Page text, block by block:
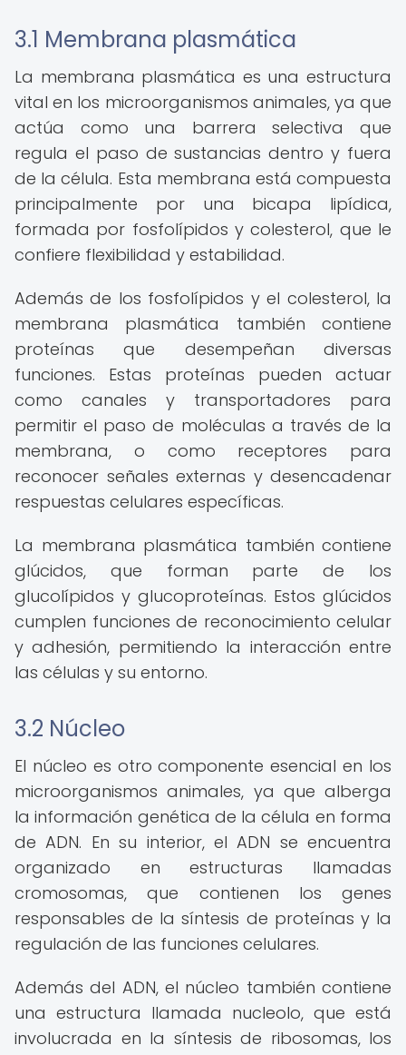
3.1 Membrana plasmática
La membrana plasmática es una estructura
vital en los microorganismos animales, ya que
actúa como una barrera selectiva que
regula el paso de sustancias dentro y fuera
de la célula. Esta membrana está compuesta
principalmente por una bicapa lipídica,
formada por fosfolípidos y colesterol, que le
confiere flexibilidad y estabilidad.
Además de los fosfolípidos y el colesterol, la
membrana plasmática también contiene
proteínas que desempeñan diversas
funciones. Estas proteínas pueden actuar
como canales y transportadores para
permitir el paso de moléculas a través de la
membrana, o como receptores para
reconocer señales externas y desencadenar
respuestas celulares específicas.
La membrana plasmática también contiene
glúcidos, que forman parte de los
glucolípidos y glucoproteínas. Estos glúcidos
cumplen funciones de reconocimiento celular
y adhesión, permitiendo la interacción entre
las células y su entorno.
3.2 Núcleo
El núcleo es otro componente esencial en los
microorganismos animales, ya que alberga
la información genética de la célula en forma
de ADN. En su interior, el ADN se encuentra
organizado en estructuras llamadas
cromosomas, que contienen los genes
responsables de la síntesis de proteínas y la
regulación de las funciones celulares.
Además del ADN, el núcleo también contiene
una estructura llamada nucleolo, que está
involucrada en la síntesis de ribosomas, los